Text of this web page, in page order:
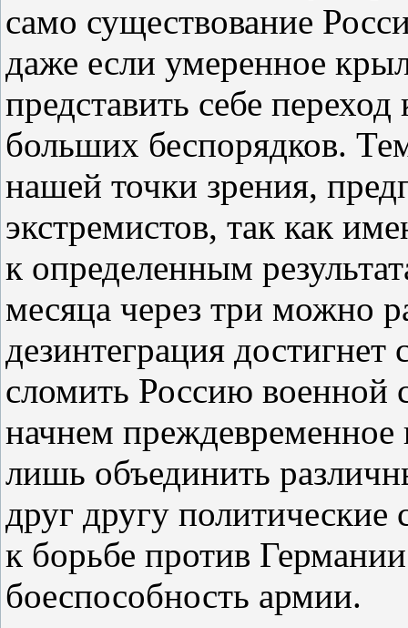
само существование
даже если умеренное
представить себе
больших беспорядков.
нашей точки зрения,
экстремистов, так как
к определенным
месяца через три можно
дезинтеграция
сломить Россию военной
начнем преждевременное
лишь объединить
друг другу
к борьбе против
боеспособность армии.